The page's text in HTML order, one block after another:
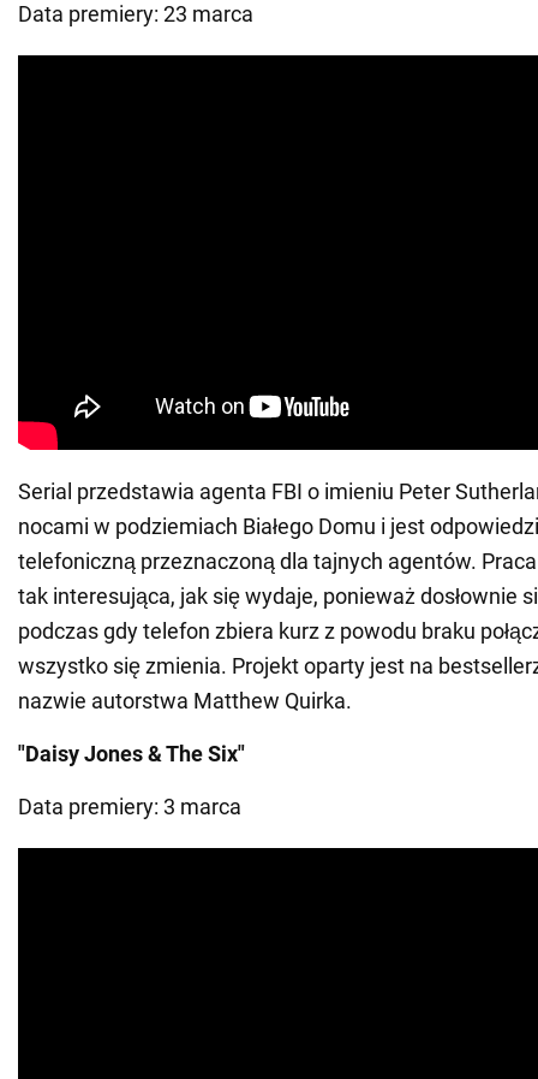
Data premiery: 23 marca
Serial przedstawia agenta FBI o imieniu Peter
nocami w podziemiach Białego Domu i jest
telefoniczną przeznaczoną dla tajnych agentów.
tak interesująca, jak się wydaje, ponieważ dosłownie
podczas gdy telefon zbiera kurz z powodu braku
wszystko się zmienia. Projekt oparty jest na
nazwie autorstwa Matthew Quirka.
"Daisy Jones & The Six"
Data premiery: 3 marca